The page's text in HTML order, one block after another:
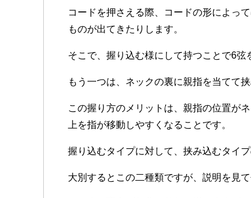
コードを押さえる際、コードの形によっ
ものが出てきたりします。
そこで、握り込む様にして持つことで6弦
もう一つは、ネックの裏に親指を当てて
この握り方のメリットは、親指の位置が
上を指が移動しやすくなることです。
握り込むタイプに対して、挟み込むタイ
大別するとこの二種類ですが、説明を見